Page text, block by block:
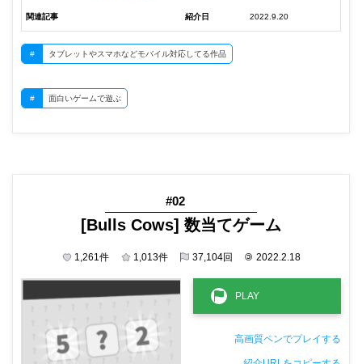
関連記事 紹介日 2022.9.20
# タブレットやスマホなどモバイル対応してる作品
# 面白いゲームで遊ぶ
#02
[Bulls Cows] 数当てゲーム
1,261件 1,013件 37,104回 © 2022.2.18
高画質ペンでプレイする